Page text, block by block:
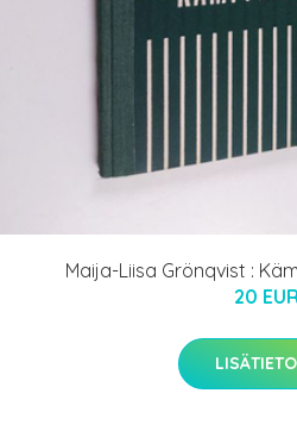
Maija-Liisa Grönqvist :
20